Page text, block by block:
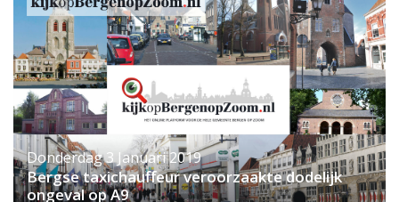
Donderdag 3 Januari 2019
Bergse taxichauffeur veroorzaakte dodelijk
ongeval op A9